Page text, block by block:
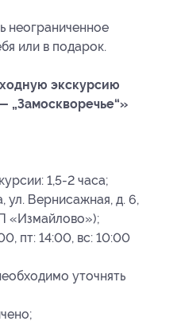
неограниченное
или в подарок.
экскурсию
„Замоскворечье“»
1,5-2 часа;
ул. Вернисажная, д. 6,
«Измайлово»);
пт: 14:00, вс: 10:00
уточнять